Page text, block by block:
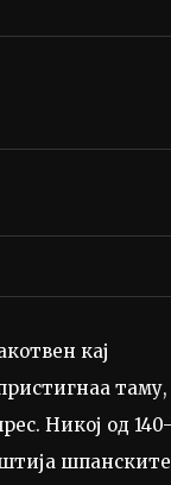
кај
таму,
Никој од 140-
шпанските